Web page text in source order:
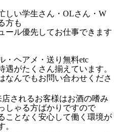
しい学生さん・OLさん・W
方も
ール優先してお仕事できます
・ヘアメ・送り無料etc
遇がたくさん揃えています。
なんでもお問い合わせくださ
店されるお客様はお酒の嗜み
しゃる方ばかりですので
ことなく安心して働く環境が
。